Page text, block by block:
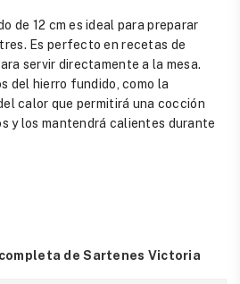
de 12 cm es ideal para preparar
Es perfecto en recetas de
servir directamente a la mesa.
del hierro fundido, como la
calor que permitirá una cocción
y los mantendrá calientes durante
de Sartenes Victoria